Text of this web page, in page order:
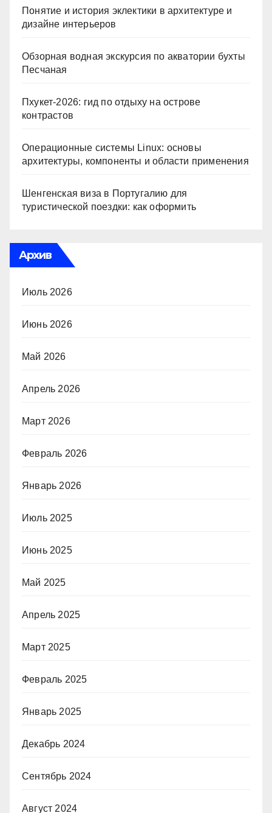
Понятие и история эклектики в архитектуре и
дизайне интерьеров
Обзорная водная экскурсия по акватории бухты
Песчаная
Пхукет-2026: гид по отдыху на острове
контрастов
Операционные системы Linux: основы
архитектуры, компоненты и области применения
Шенгенская виза в Португалию для
туристической поездки: как оформить
Архив
Июль 2026
Июнь 2026
Май 2026
Апрель 2026
Март 2026
Февраль 2026
Январь 2026
Июль 2025
Июнь 2025
Май 2025
Апрель 2025
Март 2025
Февраль 2025
Январь 2025
Декабрь 2024
Сентябрь 2024
Август 2024